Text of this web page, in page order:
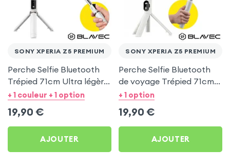
SONY XPERIA Z5 PREMIUM
Perche Selfie Bluetooth
Trépied 71cm Ultra légère
Blanc pour Sony Xperia
+ 1 couleur + 1 option
19,90 €
AJOUTER
SONY XPERIA Z5 PREMIUM
Perche Selfie Bluetooth
de voyage Trépied 71cm -
Blanc pour Sony Xperia
+ 1 option
19,90 €
AJOUTER